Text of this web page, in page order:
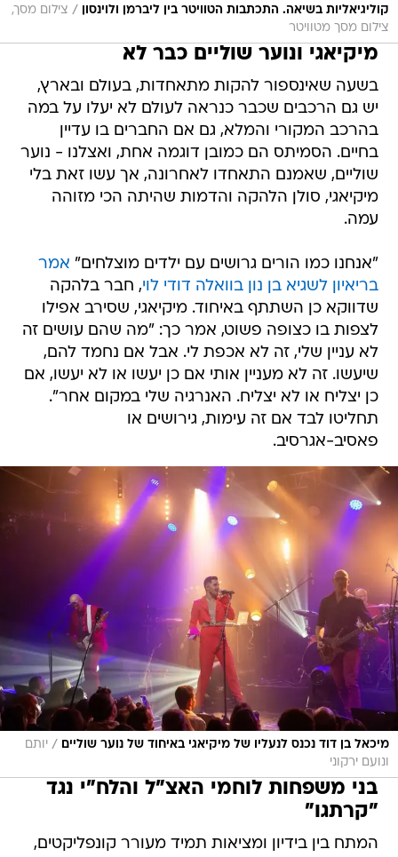
קוליגיאליות בשיאה. התכתבות הטוויטר בין ליברמן ולוינסון / צילום מסך,
צילום מסך מטוויטר
מיקיאגי ונוער שוליים כבר לא
בשעה שאינספור להקות מתאחדות, בעולם ובארץ,
יש גם הרכבים שכבר כנראה לעולם לא יעלו על במה
בהרכב המקורי והמלא, גם אם החברים בו עדיין
בחיים. הסמיתס הם כמובן דוגמה אחת, ואצלנו - נוער
שוליים, שאמנם התאחדו לאחרונה, אך עשו זאת בלי
מיקיאגי, סולן הלהקה והדמות שהיתה הכי מזוהה
עמה.
"אנחנו כמו הורים גרושים עם ילדים מוצלחים" אמר
בריאיון לשגיא בן נון בוואלה דודי לוי, חבר בלהקה
שדווקא כן השתתף באיחוד. מיקיאגי, שסירב אפילו
לצפות בו כצופה פשוט, אמר כך: "מה שהם עושים זה
לא עניין שלי, זה לא אכפת לי. אבל אם נחמד להם,
שיעשו. זה לא מעניין אותי אם כן יעשו או לא יעשו, אם
כן יצליח או לא יצליח. האנרגיה שלי במקום אחר".
תחליטו לבד אם זה עימות, גירושים או
פאסיב-אגרסיב.
מיכאל בן דוד נכנס לנעליו של מיקיאגי באיחוד של נוער שוליים / יותם
ונועם ירקוני
בני משפחות לוחמי האצ"ל והלח"י נגד
"קרתגו"
המתח בין בידיון ומציאות תמיד מעורר קונפליקטים,